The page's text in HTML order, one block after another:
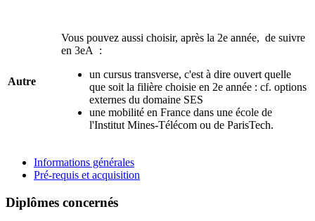
Autre
Vous pouvez aussi choisir, après la 2e année, de suivre
en 3eA :
un cursus transverse, c'est à dire ouvert quelle
que soit la filière choisie en 2e année : cf. options
externes du domaine SES
une mobilité en France dans une école de
l'Institut Mines-Télécom ou de ParisTech.
Informations générales
Pré-requis et acquisition
Diplômes concernés